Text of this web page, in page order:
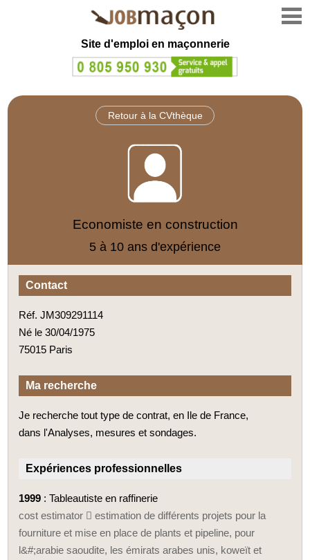
Site d'emploi en maçonnerie
Retour à la CVthèque
Economiste en construction
5 à 10 ans d'expérience
Contact
Réf. JM309291114
Né le 30/04/1975
75015 Paris
Ma recherche
Je recherche tout type de contrat, en Ile de France,
dans l'Analyses, mesures et sondages.
Expériences professionnelles
1999 : Tableautiste en raffinerie
cost estimator  estimation de différents projets pour la
fourniture et mise en place de plants et pipeline, pour
l&#;arabie saoudite, les émirats arabes unis, koweït et